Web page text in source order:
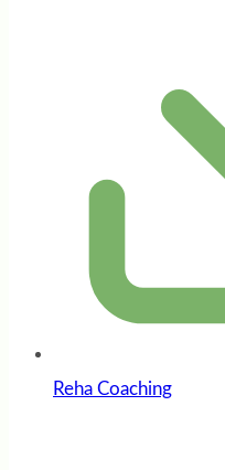
Reha Coaching